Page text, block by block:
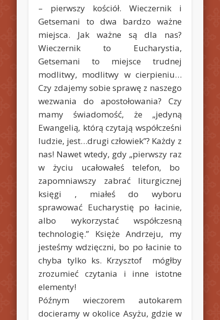
– pierwszy kościół. Wieczernik i
Getsemani to dwa bardzo ważne
miejsca. Jak ważne są dla nas?
Wieczernik to Eucharystia,
Getsemani to miejsce trudnej
modlitwy, modlitwy w cierpieniu…
Czy zdajemy sobie sprawę z naszego
wezwania do apostołowania? Czy
mamy świadomość, że „jedyną
Ewangelią, którą czytają współcześni
ludzie, jest…drugi człowiek”? Każdy z
nas! Nawet wtedy, gdy „pierwszy raz
w życiu ucałowałeś telefon, bo
zapomniawszy zabrać liturgicznej
księgi , miałeś do wyboru
sprawować Eucharystię po łacinie,
albo wykorzystać współczesną
technologię.” Księże Andrzeju, my
jesteśmy wdzięczni, bo po łacinie to
chyba tylko ks. Krzysztof mógłby
zrozumieć czytania i inne istotne
elementy!
Późnym wieczorem autokarem
docieramy w okolice Asyżu, gdzie w